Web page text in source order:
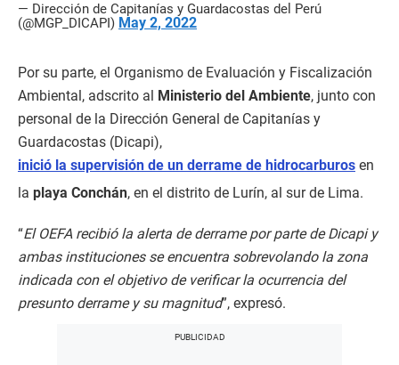
— Dirección de Capitanías y Guardacostas del Perú
(@MGP_DICAPI) May 2, 2022
Por su parte, el Organismo de Evaluación y Fiscalización
Ambiental, adscrito al Ministerio del Ambiente, junto con
personal de la Dirección General de Capitanías y
Guardacostas (Dicapi),
inició la supervisión de un derrame de hidrocarburos en
la playa Conchán, en el distrito de Lurín, al sur de Lima.
“El OEFA recibió la alerta de derrame por parte de Dicapi y
ambas instituciones se encuentra sobrevolando la zona
indicada con el objetivo de verificar la ocurrencia del
presunto derrame y su magnitud”, expresó.